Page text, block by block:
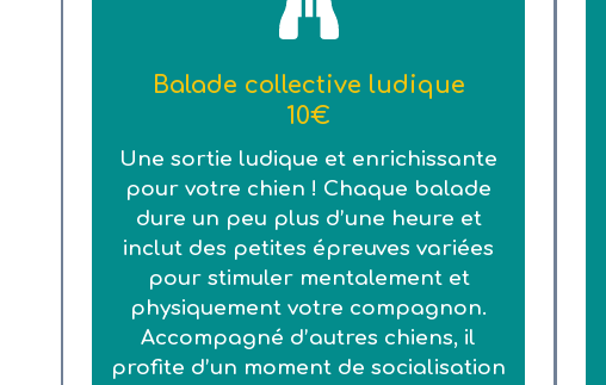
Balade collective ludique
10€
Une sortie ludique et enrichissante
pour votre chien ! Chaque balade
dure un peu plus d’une heure et
inclut des petites épreuves variées
pour stimuler mentalement et
physiquement votre compagnon.
Accompagné d’autres chiens, il
profite d’un moment de socialisation